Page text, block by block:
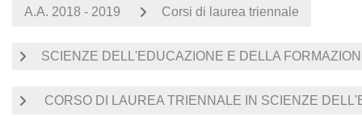
A.A. 2018 - 2019 Corsi di laurea triennale
SCIENZE DELL'EDUCAZIONE E DELLA
CORSO DI LAUREA TRIENNALE IN SCIENZE